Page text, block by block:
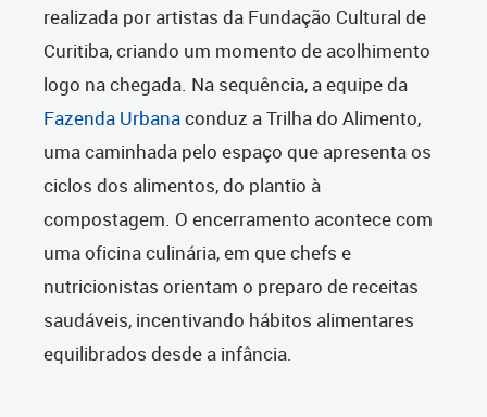
realizada por artistas da Fundação Cultural de
Curitiba, criando um momento de acolhimento
logo na chegada. Na sequência, a equipe da
Fazenda Urbanaconduz a Trilha do Alimento,
uma caminhada pelo espaço que apresenta os
ciclos dos alimentos, do plantio à
compostagem. O encerramento acontece com
uma oficina culinária, em que chefs e
nutricionistas orientam o preparo de receitas
saudáveis, incentivando hábitos alimentares
equilibrados desde a infância.